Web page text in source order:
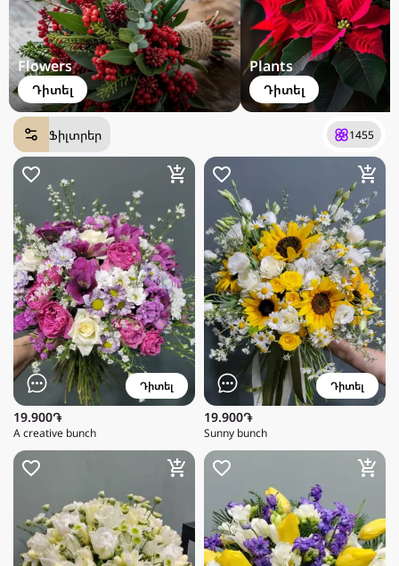
Flowers
Դիտել
Plants
Դիտել
Ֆիլտրեր 1455
Դիտել
19.900֏
A creative bunch
Դիտել
19.900֏
Sunny bunch